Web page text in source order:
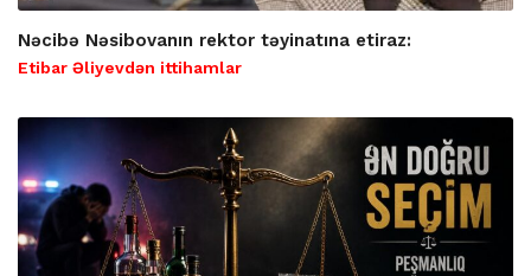
Nəcibə Nəsibovanın rektor təyinatına etiraz:
Etibar Əliyevdən ittihamlar